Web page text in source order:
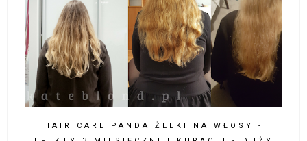
HAIR CARE PANDA ŻELKI NA WŁOSY -